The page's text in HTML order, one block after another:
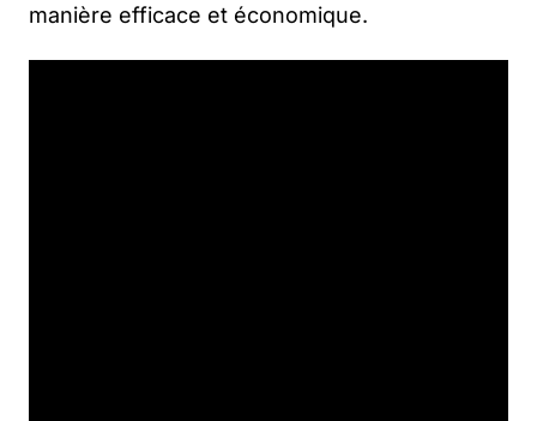
manière efficace et économique.